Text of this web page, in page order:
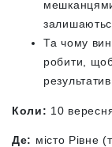
Та чому
робити,
Коли: 10
Де: місто Рівне